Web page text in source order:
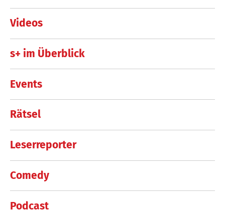
Videos
s+ im Überblick
Events
Rätsel
Leserreporter
Comedy
Podcast